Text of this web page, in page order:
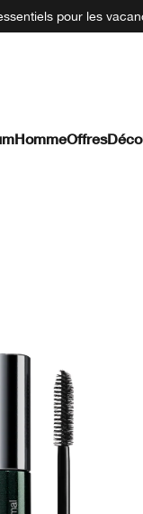
pour les
HommeOffres